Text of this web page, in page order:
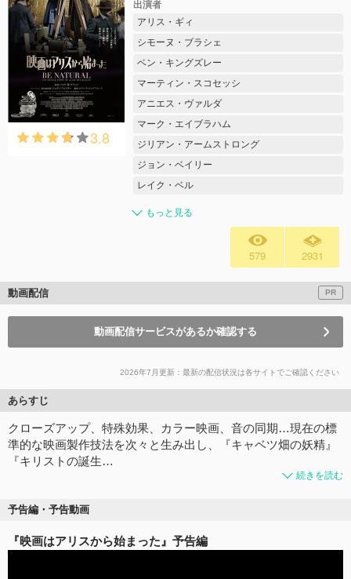
3.8
出演者
アリス・ギィ
シモーヌ・ブラシェ
ベン・キングズレー
マーティン・スコセッシ
アニエス・ヴァルダ
マーク・エイブラハム
ジリアン・アームストロング
ジョン・ベイリー
レイク・ベル
もっと見る
579 2931
動画配信 PR
動画配信サービスがあるか確認する
2026年7月更新：最新の配信状況は各サイトでご確認ください
あらすじ
クローズアップ、特殊効果、カラー映画、⾳の同期…現在の標
準的な映画製作技法を次々と⽣み出し、『キャベツ畑の妖精』
『キリストの誕⽣…
続きを読む
予告編・予告動画
『映画はアリスから始まった』予告編